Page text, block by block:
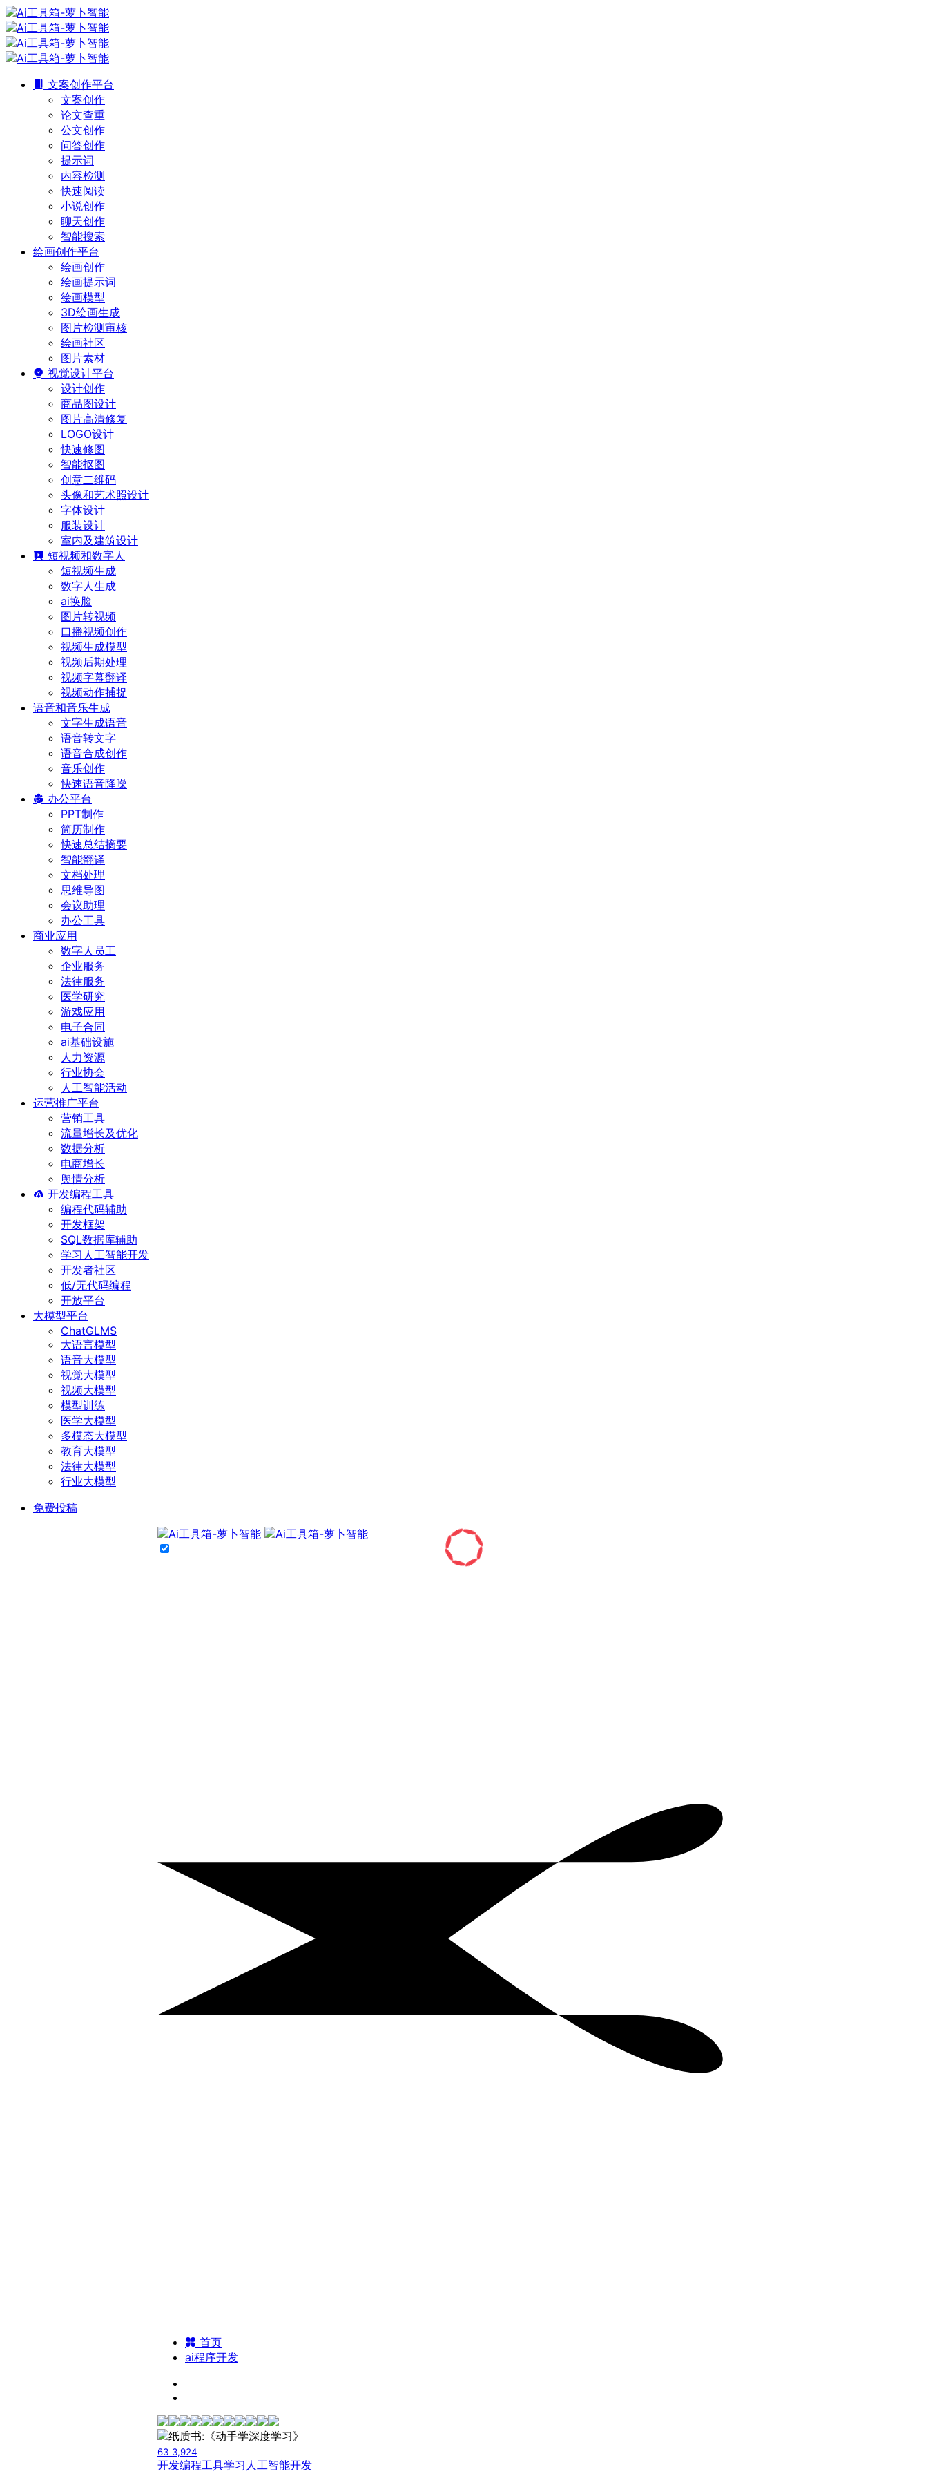
文案创作平台
文案创作
论文查重
公文创作
问答创作
提示词
内容检测
快速阅读
小说创作
聊天创作
智能搜索
绘画创作平台
绘画创作
绘画提示词
绘画模型
3D绘画生成
图片检测审核
绘画社区
图片素材
视觉设计平台
设计创作
商品图设计
图片高清修复
LOGO设计
快速修图
智能抠图
创意二维码
头像和艺术照设计
字体设计
服装设计
室内及建筑设计
短视频和数字人
短视频生成
数字人生成
ai换脸
图片转视频
口播视频创作
视频生成模型
视频后期处理
视频字幕翻译
视频动作捕捉
语音和音乐生成
文字生成语音
语音转文字
语音合成创作
音乐创作
快速语音降噪
办公平台
PPT制作
简历制作
快速总结摘要
智能翻译
文档处理
思维导图
会议助理
办公工具
商业应用
数字人员工
企业服务
法律服务
医学研究
游戏应用
电子合同
ai基础设施
人力资源
行业协会
人工智能活动
运营推广平台
营销工具
流量增长及优化
数据分析
电商增长
舆情分析
开发编程工具
编程代码辅助
开发框架
SQL数据库辅助
学习人工智能开发
开发者社区
低/无代码编程
开放平台
大模型平台
ChatGLMS
大语言模型
语音大模型
视觉大模型
视频大模型
模型训练
医学大模型
多模态大模型
教育大模型
法律大模型
行业大模型
免费投稿
首页
ai程序开发
63 3,924
开发编程工具学习人工智能开发